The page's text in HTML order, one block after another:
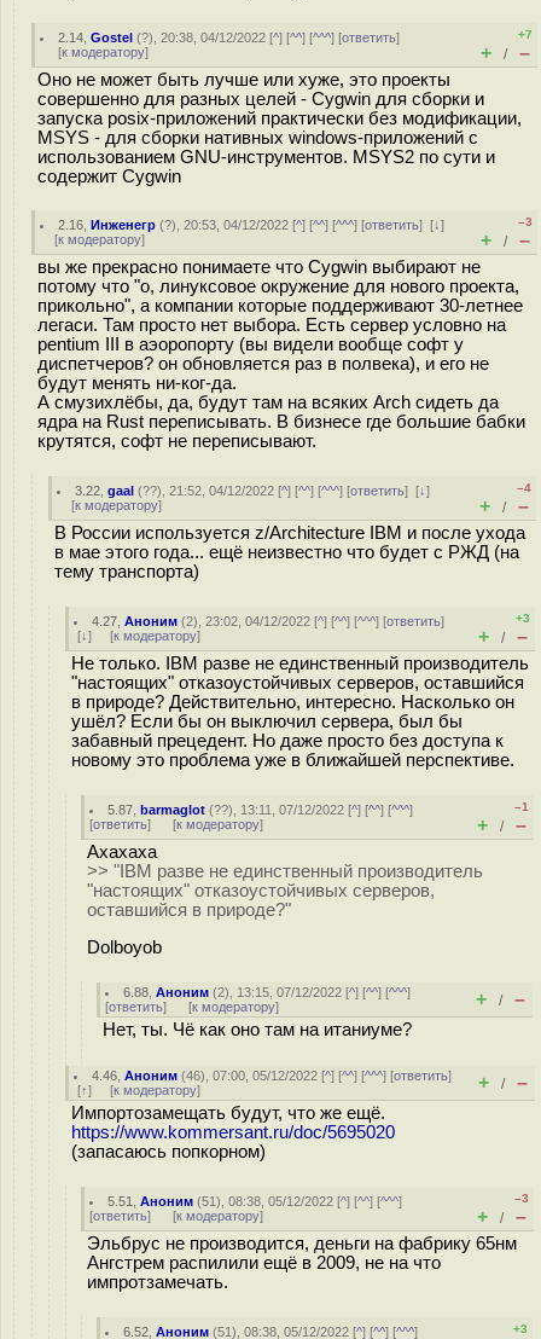
2.14 ,Gostel (?), 20:38, 04/12/2022 [^] [^^] [^^^] [ответить]
[к модератору]
+7
+ / –
Оно не может быть лучше или хуже, это проекты
совершенно для разных целей - Cygwin для сборки и
запуска posix-приложений практически без модификации,
MSYS - для сборки нативных windows-приложений с
использованием GNU-инструментов. MSYS2 по сути и
содержит Cygwin
2.16 ,Инженегр (?), 20:53, 04/12/2022 [^] [^^] [^^^] [ответить][↓]
[к модератору]
–3
+ / –
вы же прекрасно понимаете что Cygwin выбирают не
потому что "о, линуксовое окружение для нового проекта,
прикольно", а компании которые поддерживают 30-летнее
легаси. Там просто нет выбора. Есть сервер условно на
pentium III в аэоропорту (вы видели вообще софт у
диспетчеров? он обновляется раз в полвека), и его не
будут менять ни-ког-да.
А смузихлёбы, да, будут там на всяких Arch сидеть да
ядра на Rust переписывать. В бизнесе где большие бабки
крутятся, софт не переписывают.
3.22 ,gaal (??), 21:52, 04/12/2022 [^] [^^] [^^^] [ответить][↓]
[к модератору]
–4
+ / –
В России используется z/Architecture IBM и после ухода
в мае этого года... ещё неизвестно что будет с РЖД (на
тему транспорта)
4.27 ,Аноним (2), 23:02, 04/12/2022 [^] [^^] [^^^] [ответить]
[↓] [к модератору]
+3
+ / –
Не только. IBM разве не единственный производитель
"настоящих" отказоустойчивых серверов, оставшийся
в природе? Действительно, интересно. Насколько он
ушёл? Если бы он выключил сервера, был бы
забавный прецедент. Но даже просто без доступа к
новому это проблема уже в ближайшей перспективе.
5.87 ,barmaglot (??), 13:11, 07/12/2022 [^] [^^] [^^^]
[ответить] [к модератору]
–1
+ / –
Axaxaxa
>> "IBM разве не единственный производитель
"настоящих" отказоустойчивых серверов,
оставшийся в природе?"
Dolboyob
6.88 ,Аноним (2), 13:15, 07/12/2022 [^] [^^] [^^^]
[ответить] [к модератору] + / –
Нет, ты. Чё как оно там на итаниуме?
4.46 ,Аноним (46), 07:00, 05/12/2022 [^] [^^] [^^^] [ответить]
[↑] [к модератору] + / –
Импортозамещать будут, что же ещё.
https://www.kommersant.ru/doc/5695020
(запасаюсь попкорном)
5.51 ,Аноним (51), 08:38, 05/12/2022 [^] [^^] [^^^]
[ответить] [к модератору]
–3
+ / –
Эльбрус не производится, деньги на фабрику 65нм
Ангстрем распилили ещё в 2009, не на что
импротзамечать.
6.52 ,Аноним (51), 08:38, 05/12/2022 [^] [^^] [^^^] +3